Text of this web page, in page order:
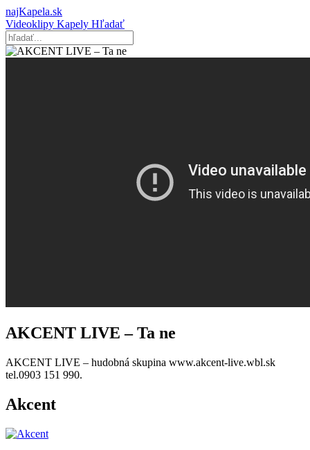
najKapela.sk
Videoklipy Kapely Hľadať
AKCENT LIVE – Ta ne
AKCENT LIVE – hudobná skupina www.akcent-live.wbl.sk
tel.0903 151 990.
Akcent